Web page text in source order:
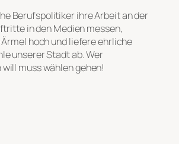
Berufspolitiker ihre Arbeit an der
in den Medien messen,
hoch und liefere ehrliche
unserer Stadt ab. Wer
muss wählen gehen!